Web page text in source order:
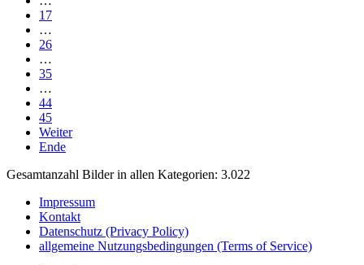
17
…
26
…
35
…
44
45
Weiter
Ende
Gesamtanzahl Bilder in allen Kategorien: 3.022
Impressum
Kontakt
Datenschutz (Privacy Policy)
allgemeine Nutzungsbedingungen (Terms of Service)